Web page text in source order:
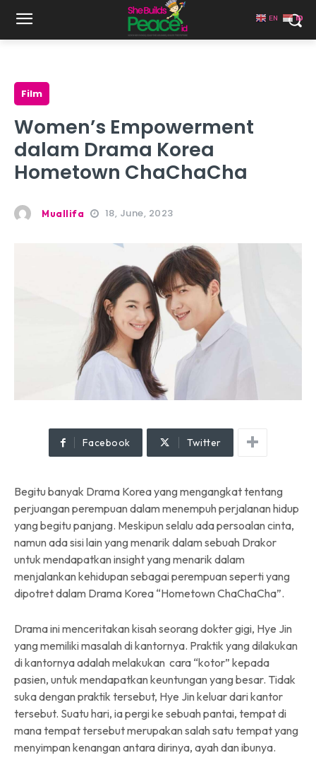
Film
Women’s Empowerment
dalam Drama Korea
Hometown ChaChaCha
Muallifa 18, June, 2023
Facebook Twitter
Begitu banyak Drama Korea yang mengangkat tentang
perjuangan perempuan dalam menempuh perjalanan hidup
yang begitu panjang. Meskipun selalu ada persoalan cinta,
namun ada sisi lain yang menarik dalam sebuah Drakor
untuk mendapatkan insight yang menarik dalam
menjalankan kehidupan sebagai perempuan seperti yang
dipotret dalam Drama Korea “Hometown ChaChaCha”.
Drama ini menceritakan kisah seorang dokter gigi, Hye Jin
yang memiliki masalah di kantornya. Praktik yang dilakukan
di kantornya adalah melakukan cara “kotor” kepada
pasien, untuk mendapatkan keuntungan yang besar. Tidak
suka dengan praktik tersebut, Hye Jin keluar dari kantor
tersebut. Suatu hari, ia pergi ke sebuah pantai, tempat di
mana tempat tersebut merupakan salah satu tempat yang
menyimpan kenangan antara dirinya, ayah dan ibunya.
EN ID